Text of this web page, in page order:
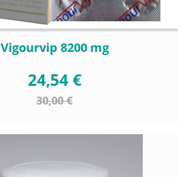
Vigourvip 8200 mg
24,54 €
30,00 €